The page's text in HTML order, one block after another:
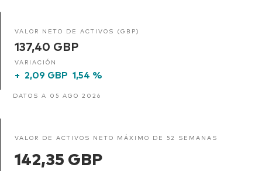
VALOR NETO DE ACTIVOS (GBP)
137,40 GBP
VARIACIÓN
+ 2,09 GBP 1,54 %
DATOS A 05 AGO 2026
VALOR DE ACTIVOS NETO MÁXIMO DE 52 SEMANAS
142,35 GBP